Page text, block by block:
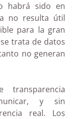
habrá sido en
no resulta útil
para la gran
trata de datos
no generan
transparencia
y sin
real. Los